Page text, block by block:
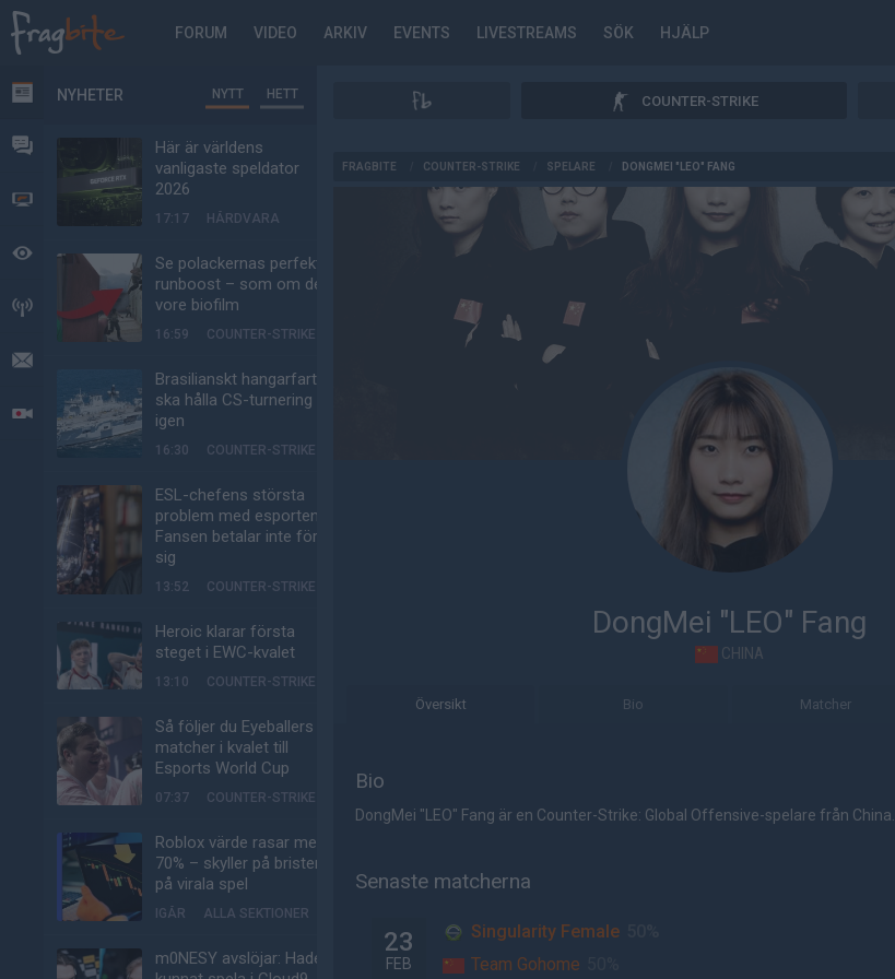
FORUM VIDEO ARKIV EVENTS LIVESTREAMS SÖK HJÄLP
NYHETER
BEVAKAT
HÄNDELSER
LIVESÄNDNINGAR
NYHETER NYTT HETT
Här är världens
vanligaste speldator
2026
17:17 HÅRDVARA
Se polackernas perfekta
runboost – som om det
vore biofilm
16:59 COUNTER-STRIKE
Brasilianskt hangarfartyg
ska hålla CS-turnering –
igen
16:30 COUNTER-STRIKE
ESL-chefens största
problem med esporten:
Fansen betalar inte för
sig
13:52 COUNTER-STRIKE
Heroic klarar första
steget i EWC-kvalet
13:10 COUNTER-STRIKE
Så följer du Eyeballers
matcher i kvalet till
Esports World Cup
07:37 COUNTER-STRIKE
Roblox värde rasar med
70% – skyller på bristen
på virala spel
IGÅR ALLA SEKTIONER
m0NESY avslöjar: Hade
COUNTER-STRIKE
FRAGBITE COUNTER-STRIKE SPELARE DONGMEI "LEO" FANG
DongMei "LEO" Fang
CHINA
Översikt Bio Matcher
Bio
DongMei "LEO" Fang är en Counter-Strike: Global Offensive-spelare från China.
Senaste matcherna
23
FEB
Singularity Female
Team Gohome